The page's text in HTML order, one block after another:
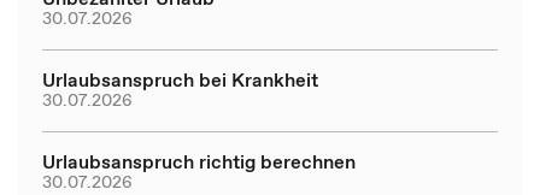
30.07.2026
Urlaubsanspruch bei Krankheit
30.07.2026
Urlaubsanspruch richtig berechnen
30.07.2026